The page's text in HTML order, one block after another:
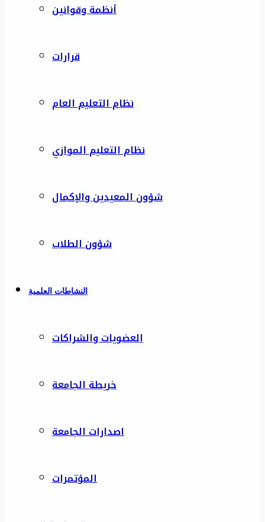
أنظمة وقوانين
قرارات
نظام التعليم العام
نظام التعليم الموازي
شؤون المعيدين والإكمال
شؤون الطلاب
النشاطات العلمية
العضويات والشراكات
خريطة الجامعة
اصدارات الجامعة
المؤتمرات